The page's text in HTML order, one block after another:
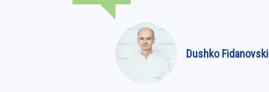
Dushko Fidanovski